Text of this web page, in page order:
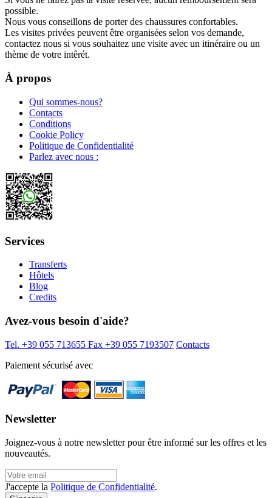
possible.
Nous vous conseillons de porter des chaussures confortables.
Les visites privées peuvent être organisées selon vos demande,
contactez nous si vous souhaitez une visite avec un itinéraire ou un
thème de votre intêrét.
À propos
Qui sommes-nous?
Contacts
Conditions
Cookie Policy
Politique de Confidentialité
Parlez avec nous :
Services
Transferts
Hôtels
Blog
Credits
Avez-vous besoin d'aide?
Tel. +39 055 713655 Fax +39 055 7193507 Contacts
Paiement sécurisé avec
Newsletter
Joignez-vous à notre newsletter pour être informé sur les offres et les
nouveautés.
J'accepte la Politique de Confidentialité.